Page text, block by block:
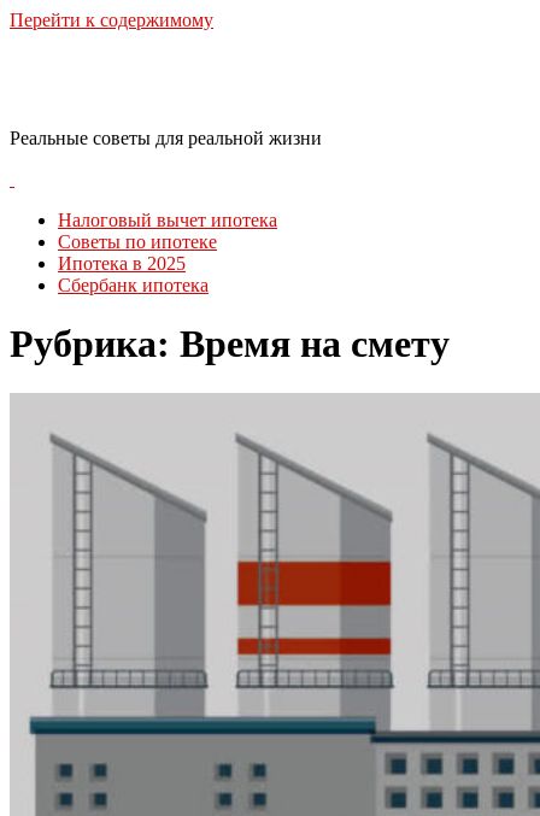
Перейти к содержимому
Реальные советы для реальной жизни
Налоговый вычет ипотека
Советы по ипотеке
Ипотека в 2025
Сбербанк ипотека
Рубрика: Время на смету